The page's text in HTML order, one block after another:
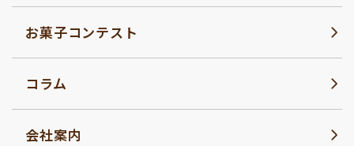
お菓子コンテスト
コラム
会社案内